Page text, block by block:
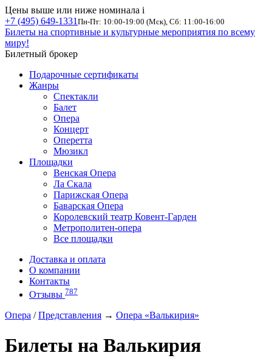
Цены выше или ниже номинала i
+7 (495) 649-1331 Пн-Пт: 10:00-19:00 (Мск), Сб: 11:00-16:00
Билеты на спортивные и культурные мероприятия по всему
миру!
Билетный брокер
Подарочные сертификаты
Жанры
Спектакли
Балет
Опера
Концерт
Оперетта
Мюзикл
Площадки
Венская Опера
Ла Скала
Парижская Опера
Баварская Опера
Королевский театр Ковент-Гарден
Метрополитен-опера
Все площадки
Доставка и оплата
О компании
Контакты
Отзывы 787
Опера /Представления → Опера «Валькирия»
Билеты на Валькирия